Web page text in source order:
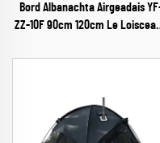
Bord Albanachta Airgeadais
ZZ-10F 90cm 120cm Le